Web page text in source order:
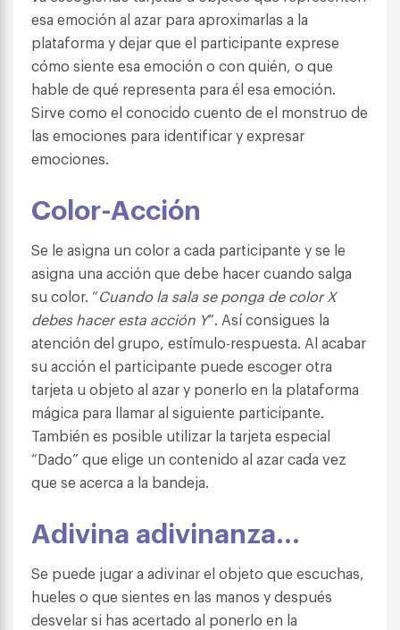
esa emoción al azar para aproximarlas a la
plataforma y dejar que el participante exprese
cómo siente esa emoción o con quién, o que
hable de qué representa para él esa emoción.
Sirve como el conocido cuento de el monstruo de
las emociones para identificar y expresar
emociones.
Color-Acción
Se le asigna un color a cada participante y se le
asigna una acción que debe hacer cuando salga
su color. “Cuando la sala se ponga de color X
debes hacer esta acción Y”. Así consigues la
atención del grupo, estímulo-respuesta. Al acabar
su acción el participante puede escoger otra
tarjeta u objeto al azar y ponerlo en la plataforma
mágica para llamar al siguiente participante.
También es posible utilizar la tarjeta especial
“Dado” que elige un contenido al azar cada vez
que se acerca a la bandeja.
Adivina adivinanza…
Se puede jugar a adivinar el objeto que escuchas,
hueles o que sientes en las manos y después
desvelar si has acertado al ponerlo en la